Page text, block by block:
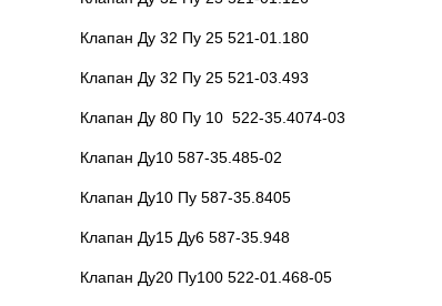
Клапан Ду 32 Пу 25 521-01.180
Клапан Ду 32 Пу 25 521-03.493
Клапан Ду 80 Пу 10 522-35.4074-03
Клапан Ду10 587-35.485-02
Клапан Ду10 Пу 587-35.8405
Клапан Ду15 Ду6 587-35.948
Клапан Ду20 Пу100 522-01.468-05